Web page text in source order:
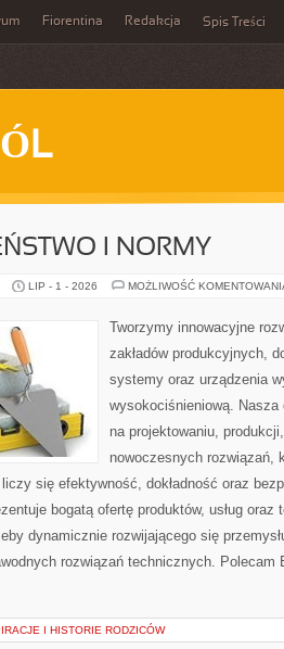
Fiorentina Redakcja Spis Treści
I NORMY
LIP - 1 - 2026 MOŻLIWOŚĆ
Tworzymy innowacyjne
zakładów produkcyjnych,
systemy oraz urządzenia
wysokociśnieniową. Nasza
na projektowaniu,
nowoczesnych rozwiązań,
się efektywność, dokładność oraz
bogatą ofertę produktów, usług oraz
dynamicznie rozwijającego się
rozwiązań technicznych. Polecam
I HISTORIE RODZICÓW